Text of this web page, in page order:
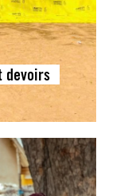
devoirs